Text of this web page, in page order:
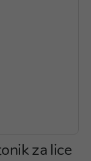
za lice